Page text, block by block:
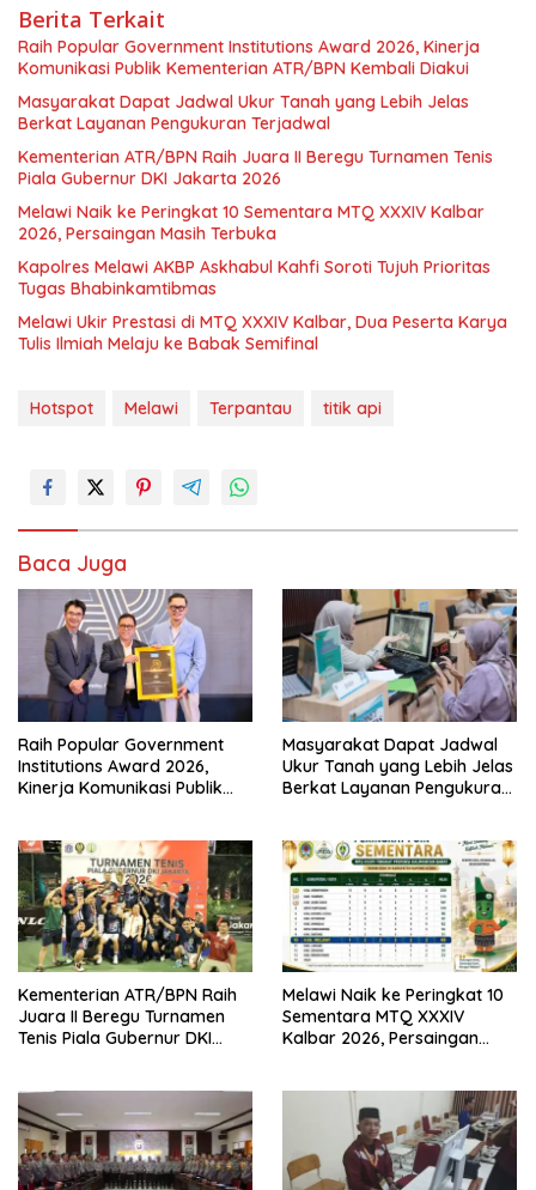
Berita Terkait
Raih Popular Government Institutions Award 2026, Kinerja
Komunikasi Publik Kementerian ATR/BPN Kembali Diakui
Masyarakat Dapat Jadwal Ukur Tanah yang Lebih Jelas
Berkat Layanan Pengukuran Terjadwal
Kementerian ATR/BPN Raih Juara II Beregu Turnamen Tenis
Piala Gubernur DKI Jakarta 2026
Melawi Naik ke Peringkat 10 Sementara MTQ XXXIV Kalbar
2026, Persaingan Masih Terbuka
Kapolres Melawi AKBP Askhabul Kahfi Soroti Tujuh Prioritas
Tugas Bhabinkamtibmas
Melawi Ukir Prestasi di MTQ XXXIV Kalbar, Dua Peserta Karya
Tulis Ilmiah Melaju ke Babak Semifinal
Hotspot Melawi Terpantau titik api
Baca Juga
Raih Popular Government
Institutions Award 2026,
Kinerja Komunikasi Publik
Masyarakat Dapat Jadwal
Ukur Tanah yang Lebih Jelas
Berkat Layanan Pengukuran
Kementerian ATR/BPN Raih
Juara II Beregu Turnamen
Tenis Piala Gubernur DKI
Melawi Naik ke Peringkat 10
Sementara MTQ XXXIV
Kalbar 2026, Persaingan